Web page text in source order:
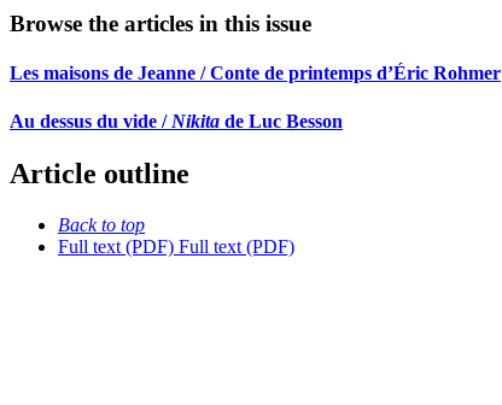
Browse the articles in this issue
Les maisons de Jeanne / Conte de printemps d’Éric Rohmer
Au dessus du vide / Nikita de Luc Besson
Article outline
Back to top
Full text (PDF) Full text (PDF)